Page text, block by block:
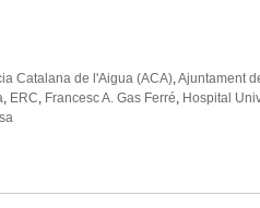
Catalana de l'Aigua (ACA),Ajuntament
, ERC, Francesc A. Gas Ferré, Hospital